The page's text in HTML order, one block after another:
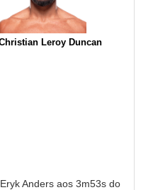
Leroy Duncan
Anders aos 3m53s do